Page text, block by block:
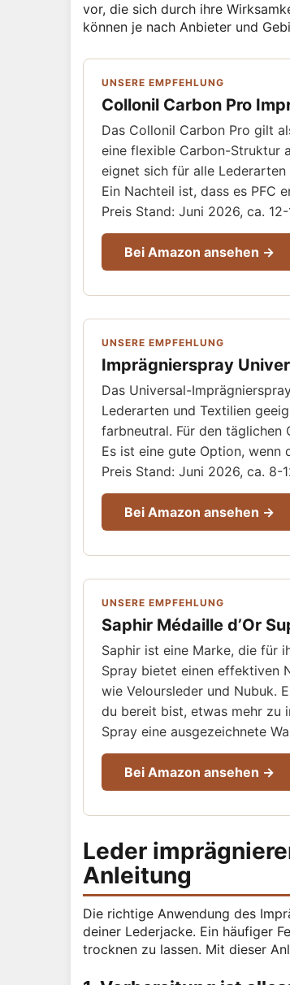
vor, die sich durch ihre
können je nach Anbieter und
UNSERE EMPFEHLUNG
Collonil Carbon Pro
Das Collonil Carbon Pro gilt
eine flexible Carbon-Struktur
eignet sich für alle
Ein Nachteil ist, dass es PFC
Preis Stand: Juni 2026, ca.
Bei Amazon ansehen →
UNSERE EMPFEHLUNG
Imprägnierspray
Das Universal-
Lederarten und Textilien
farbneutral. Für den täglichen
Es ist eine gute Option,
Preis Stand: Juni 2026, ca. 8-
Bei Amazon ansehen →
UNSERE EMPFEHLUNG
Saphir Médaille d’Or
Saphir ist eine Marke, die für
Spray bietet einen effektiven
wie Veloursleder und Nubuk.
du bereit bist, etwas mehr zu
Spray eine ausgezeichnete
Bei Amazon ansehen →
Leder
Anleitung
Die richtige Anwendung des
deiner Lederjacke. Ein häufiger
trocknen zu lassen. Mit dieser